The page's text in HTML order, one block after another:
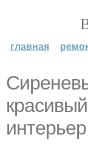
главная
интерьер